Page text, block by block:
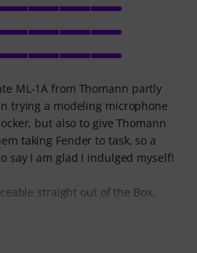
ML-1A from Thomann partly
trying a modeling microphone
but also to give Thomann
taking Fender to task, so a
say I am glad I indulged myself!
straight out of the Box,